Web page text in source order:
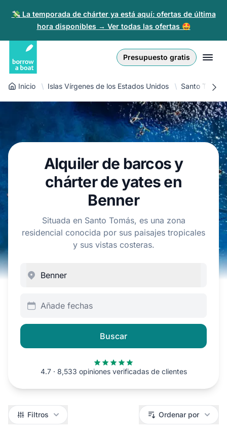
💸 La temporada de chárter ya está aquí: ofertas de última
hora disponibles → Ver todas las ofertas 🤩
Presupuesto gratis
Iniciar sesión
Regístrate
Para partners
EUR
Złoty
English (UK)
Nederlands
Español
Français
Polski
Inicio Islas Vírgenes de los Estados Unidos Santo Tomás
Alquiler de barcos y
chárter de yates en
Benner
Situada en Santo Tomás, es una zona
residencial conocida por sus paisajes tropicales
y sus vistas costeras.
Añade fechas
Buscar
4.7 · 8,533 opiniones verificadas de clientes
Filtros Filtros Ordenar por